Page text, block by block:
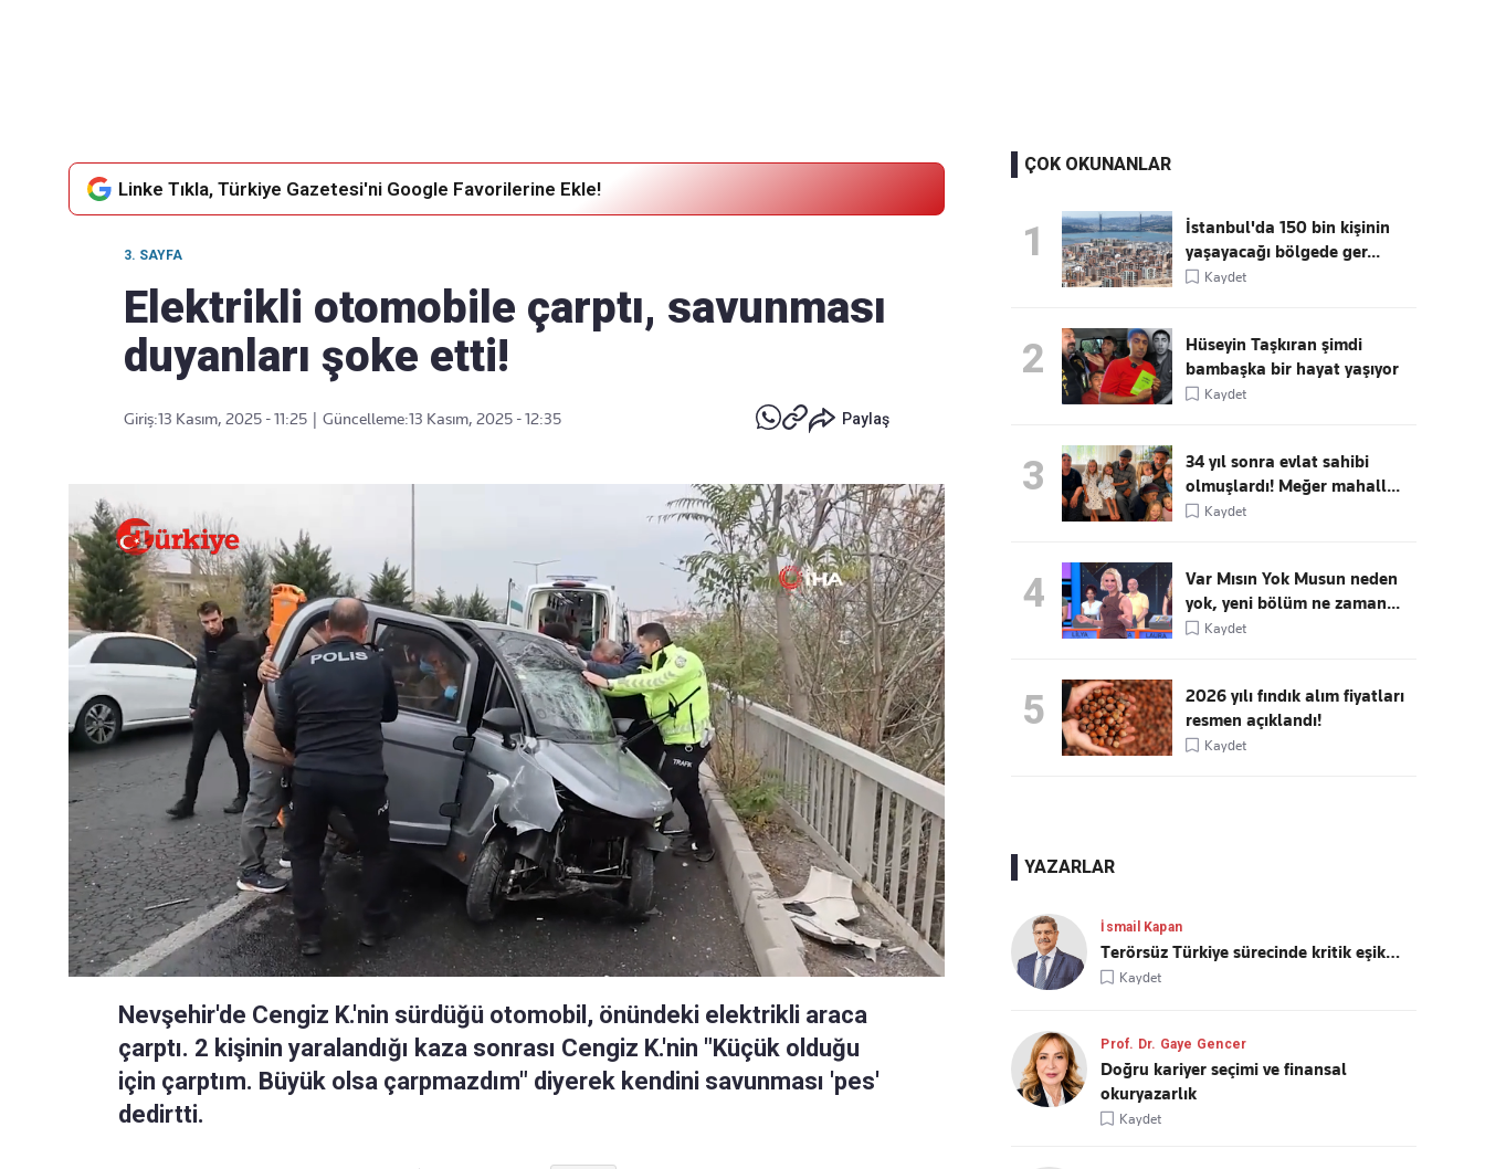
Linke Tıkla, Türkiye Gazetesi'ni Google Favorilerine Ekle!
3. SAYFA
Elektrikli otomobile çarptı, savunması
duyanları şoke etti!
Giriş:13 Kasım, 2025 - 11:25 Güncelleme:13 Kasım, 2025 - 12:35 Paylaş
Nevşehir'de Cengiz K.'nin sürdüğü otomobil, önündeki elektrikli araca
çarptı. 2 kişinin yaralandığı kaza sonrası Cengiz K.'nin "Küçük olduğu
için çarptım. Büyük olsa çarpmazdım" diyerek kendini savunması 'pes'
dedirtti.
ÇOK OKUNANLAR
1
İstanbul'da 150 bin kişinin
yaşayacağı bölgede ger...
Kaydet
2
Hüseyin Taşkıran şimdi
bambaşka bir hayat yaşıyor
Kaydet
3
34 yıl sonra evlat sahibi
olmuşlardı! Meğer mahall...
Kaydet
4
Var Mısın Yok Musun neden
yok, yeni bölüm ne zaman...
Kaydet
5
2026 yılı fındık alım fiyatları
resmen açıklandı!
Kaydet
YAZARLAR
İsmail Kapan
Terörsüz Türkiye sürecinde kritik eşik…
Kaydet
Prof. Dr. Gaye Gencer
Doğru kariyer seçimi ve finansal
okuryazarlık
Kaydet